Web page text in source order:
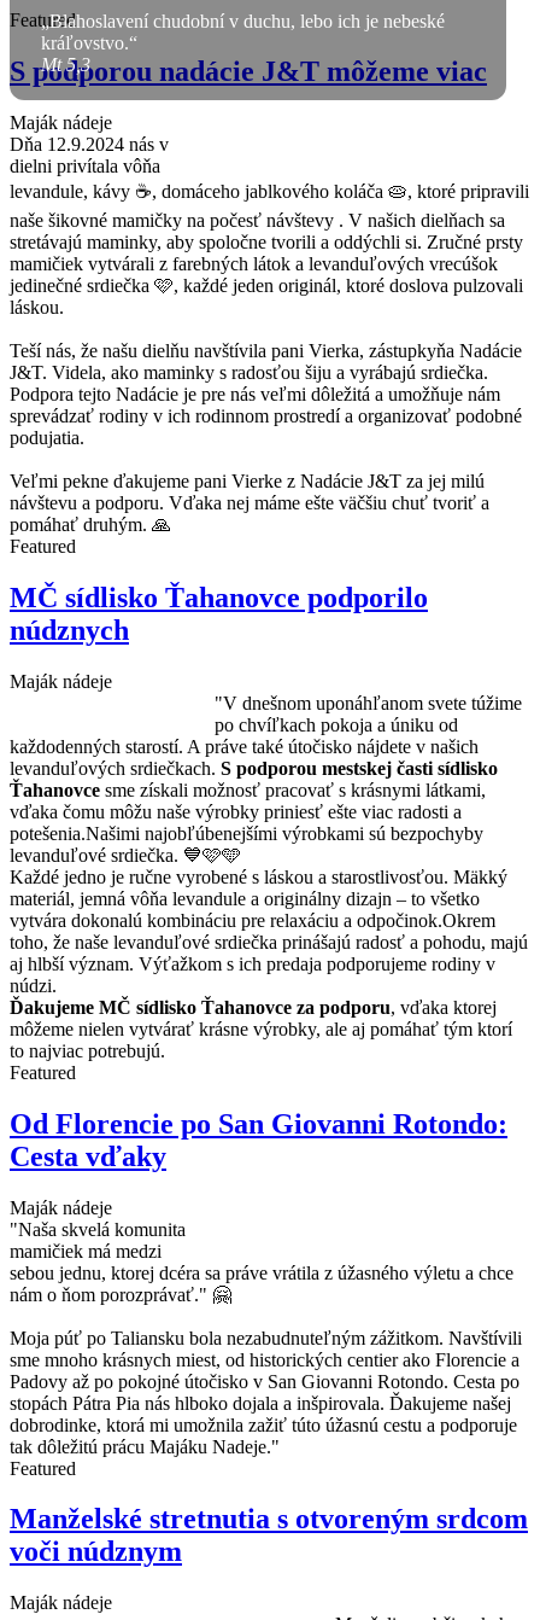
„Blahoslavení chudobní v duchu, lebo ich je nebeské
kráľovstvo.“
Mt 5,3
Featured
S podporou nadácie J&T môžeme viac
Maják nádeje
Dňa 12.9.2024 nás v
dielni privítala vôňa
levandule, kávy ☕, domáceho jablkového koláča 🥧, ktoré pripravili
naše šikovné mamičky na počesť návštevy . V našich dielňach sa
stretávajú maminky, aby spoločne tvorili a oddýchli si. Zručné prsty
mamičiek vytvárali z farebných látok a levanduľových vrecúšok
jedinečné srdiečka 🩷, každé jeden originál, ktoré doslova pulzovali
láskou.
Teší nás, že našu dielňu navštívila pani Vierka, zástupkyňa Nadácie
J&T. Videla, ako maminky s radosťou šiju a vyrábajú srdiečka.
Podpora tejto Nadácie je pre nás veľmi dôležitá a umožňuje nám
sprevádzať rodiny v ich rodinnom prostredí a organizovať podobné
podujatia.
Veľmi pekne ďakujeme pani Vierke z Nadácie J&T za jej milú
návštevu a podporu. Vďaka nej máme ešte väčšiu chuť tvoriť a
pomáhať druhým. 🙏
Featured
MČ sídlisko Ťahanovce podporilo
núdznych
Maják nádeje
"V dnešnom uponáhľanom svete túžime
po chvíľkach pokoja a úniku od
každodenných starostí. A práve také útočisko nájdete v našich
levanduľových srdiečkach. S podporou mestskej časti sídlisko
Ťahanovce sme získali možnosť pracovať s krásnymi látkami,
vďaka čomu môžu naše výrobky priniesť ešte viac radosti a
potešenia.Našimi najobľúbenejšími výrobkami sú bezpochyby
levanduľové srdiečka. 💙🩷🩵
Každé jedno je ručne vyrobené s láskou a starostlivosťou. Mäkký
materiál, jemná vôňa levandule a originálny dizajn – to všetko
vytvára dokonalú kombináciu pre relaxáciu a odpočinok.Okrem
toho, že naše levanduľové srdiečka prinášajú radosť a pohodu, majú
aj hlbší význam. Výťažkom s ich predaja podporujeme rodiny v
núdzi.
Ďakujeme MČ sídlisko Ťahanovce za podporu, vďaka ktorej
môžeme nielen vytvárať krásne výrobky, ale aj pomáhať tým ktorí
to najviac potrebujú.
Featured
Od Florencie po San Giovanni Rotondo:
Cesta vďaky
Maják nádeje
"Naša skvelá komunita
mamičiek má medzi
sebou jednu, ktorej dcéra sa práve vrátila z úžasného výletu a chce
nám o ňom porozprávať." 🤗
Moja púť po Taliansku bola nezabudnuteľným zážitkom. Navštívili
sme mnoho krásnych miest, od historických centier ako Florencie a
Padovy až po pokojné útočisko v San Giovanni Rotondo. Cesta po
stopách Pátra Pia nás hlboko dojala a inšpirovala. Ďakujeme našej
dobrodinke, ktorá mi umožnila zažiť túto úžasnú cestu a podporuje
tak dôležitú prácu Majáku Nadeje."
Featured
Manželské stretnutia s otvoreným srdcom
voči núdznym
Maják nádeje